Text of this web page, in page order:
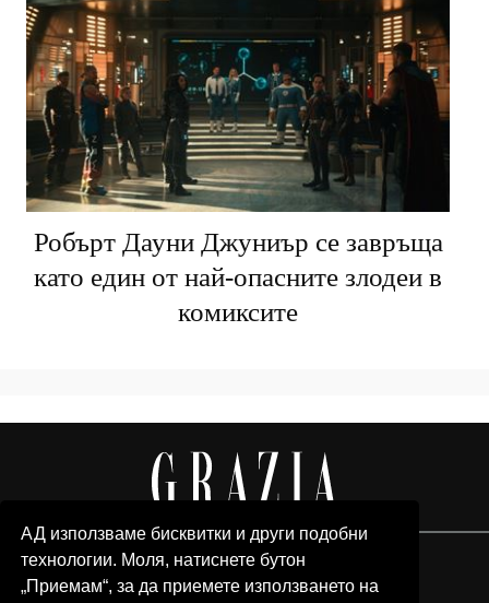
АД използваме бисквитки и други подобни
технологии. Моля, натиснете бутон
„Приемам“, за да приемете използването на
Робърт Дауни Джуниър се завръща
като един от най-опасните злодеи в
комиксите